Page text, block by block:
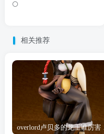
🌕
相关推荐